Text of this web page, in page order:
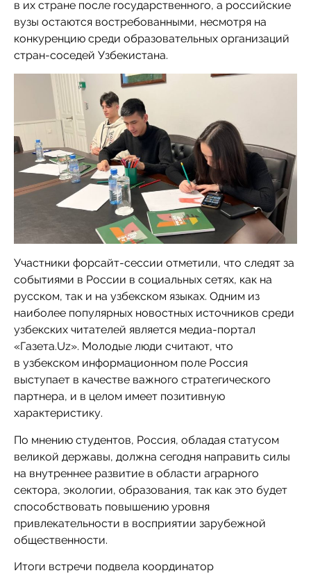
в их стране после государственного, а российские
вузы остаются востребованными, несмотря на
конкуренцию среди образовательных организаций
стран-соседей Узбекистана.
Участники форсайт-сессии отметили, что следят за
событиями в России в социальных сетях, как на
русском, так и на узбекском языках. Одним из
наиболее популярных новостных источников среди
узбекских читателей является медиа-портал
«Газета.Uz». Молодые люди считают, что
в узбекском информационном поле Россия
выступает в качестве важного стратегического
партнера, и в целом имеет позитивную
характеристику.
По мнению студентов, Россия, обладая статусом
великой державы, должна сегодня направить силы
на внутреннее развитие в области аграрного
сектора, экологии, образования, так как это будет
способствовать повышению уровня
привлекательности в восприятии зарубежной
общественности.
Итоги встречи подвела координатор